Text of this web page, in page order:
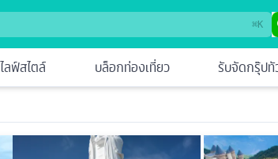
⌘K
ลฟ์สไตล์ บล็อกท่องเที่ยว รับจัดกรุ๊ปทั